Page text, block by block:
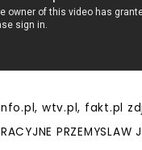
wtv.pl, fakt.pl